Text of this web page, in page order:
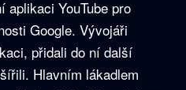
YouTube pro
Google. Vývojáři
přidali do ní další
Hlavním lákadlem